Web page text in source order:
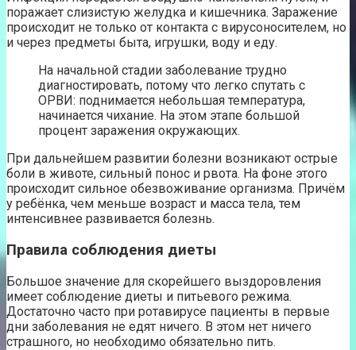
поражает слизистую желудка и кишечника. Заражение
происходит не только от контакта с вирусоносителем, но
и через предметы быта, игрушки, воду и еду.
На начальной стадии заболевание трудно
диагностировать, потому что легко спутать с
ОРВИ: поднимается небольшая температура,
начинается чихание. На этом этапе большой
процент заражения окружающих.
При дальнейшем развитии болезни возникают острые
боли в животе, сильный понос и рвота. На фоне этого
происходит сильное обезвоживание организма. Причём
у ребёнка, чем меньше возраст и масса тела, тем
интенсивнее развивается болезнь.
Правила соблюдения диеты
Большое значение для скорейшего выздоровления
имеет соблюдение диеты и питьевого режима.
Достаточно часто при ротавирусе пациенты в первые
дни заболевания не едят ничего. В этом нет ничего
страшного, но необходимо обязательно пить.